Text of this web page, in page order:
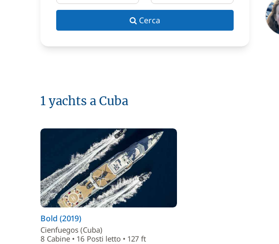
Cerca
1 yachts a Cuba
Bold (2019)
Cienfuegos (Cuba)
8 Cabine • 16 Posti letto • 127 ft